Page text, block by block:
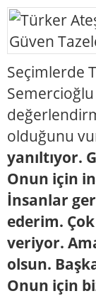
Seçimlerde
olduğunu
yanıltıyor.
Onun için
İnsanlar
ederim.
veriyor.
olsun.
Onun için